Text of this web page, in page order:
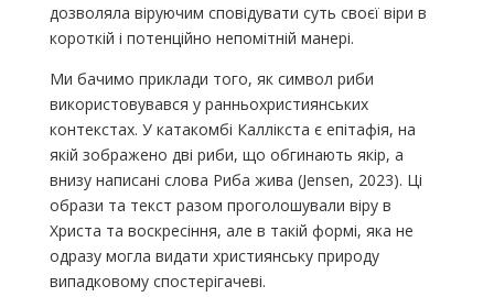
дозволяла віруючим сповідувати суть своєї віри в
короткій і потенційно непомітній манері.
Ми бачимо приклади того, як символ риби
використовувався у ранньохристиянських
контекстах. У катакомбі Каллікста є епітафія, на
якій зображено дві риби, що обгинають якір, а
внизу написані слова Риба жива (Jensen, 2023). Ці
образи та текст разом проголошували віру в
Христа та воскресіння, але в такій формі, яка не
одразу могла видати християнську природу
випадковому спостерігачеві.